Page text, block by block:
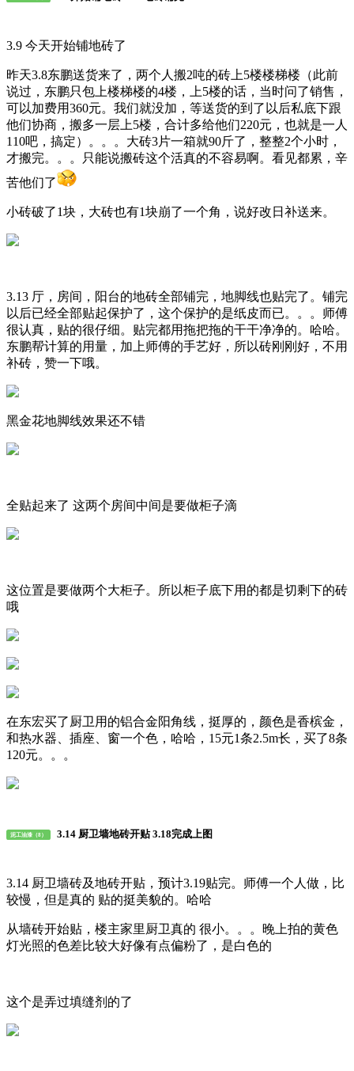
3.9 今天开始铺地砖了
昨天3.8东鹏送货来了，两个人搬2吨的砖上5楼楼梯楼（此前
说过，东鹏只包上楼梯楼的4楼，上5楼的话，当时问了销售，
可以加费用360元。我们就没加，等送货的到了以后私底下跟
他们协商，搬多一层上5楼，合计多给他们220元，也就是一人
110吧，搞定）。。。大砖3片一箱就90斤了，整整2个小时，
才搬完。。。只能说搬砖这个活真的不容易啊。看见都累，辛
苦他们了
小砖破了1块，大砖也有1块崩了一个角，说好改日补送来。
3.13 厅，房间，阳台的地砖全部铺完，地脚线也贴完了。铺完
以后已经全部贴起保护了，这个保护的是纸皮而已。。。师傅
很认真，贴的很仔细。贴完都用拖把拖的干干净净的。哈哈。
东鹏帮计算的用量，加上师傅的手艺好，所以砖刚刚好，不用
补砖，赞一下哦。
黑金花地脚线效果还不错
全贴起来了 这两个房间中间是要做柜子滴
这位置是要做两个大柜子。所以柜子底下用的都是切剩下的砖
哦
在东宏买了厨卫用的铝合金阳角线，挺厚的，颜色是香槟金，
和热水器、插座、窗一个色，哈哈，15元1条2.5m长，买了8条
120元。。。
泥工油漆（8） 3.14 厨卫墙地砖开贴 3.18完成上图
3.14 厨卫墙砖及地砖开贴，预计3.19贴完。师傅一个人做，比
较慢，但是真的 贴的挺美貌的。哈哈
从墙砖开始贴，楼主家里厨卫真的 很小。。。晚上拍的黄色
灯光照的色差比较大好像有点偏粉了，是白色的
这个是弄过填缝剂的了